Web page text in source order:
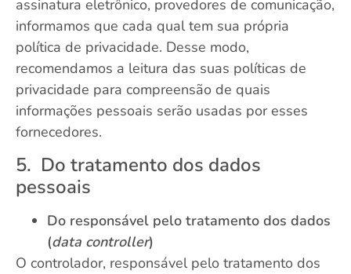
assinatura eletrônico, provedores de comunicação,
informamos que cada qual tem sua própria
política de privacidade. Desse modo,
recomendamos a leitura das suas políticas de
privacidade para compreensão de quais
informações pessoais serão usadas por esses
fornecedores.
5. Do tratamento dos dados
pessoais
Do responsável pelo tratamento dos dados
(data controller)
O controlador, responsável pelo tratamento dos